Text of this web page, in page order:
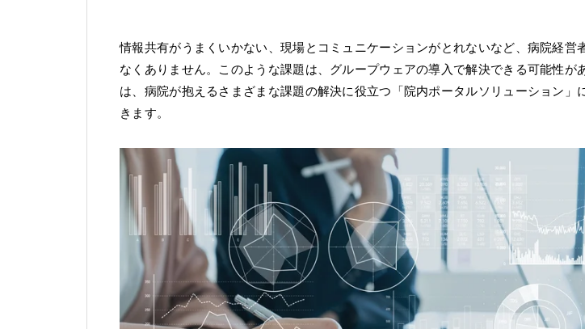
情報共有がうまくいかない、現場とコミュニケーションがとれないなど、病院経営
なくありません。このような課題は、グループウェアの導入で解決できる可能性が
は、病院が抱えるさまざまな課題の解決に役立つ「院内ポータルソリューション」
きます。